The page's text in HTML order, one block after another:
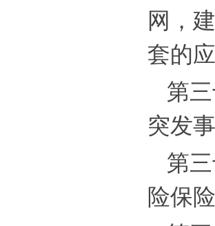
网，
套的
第
突发
第
险保